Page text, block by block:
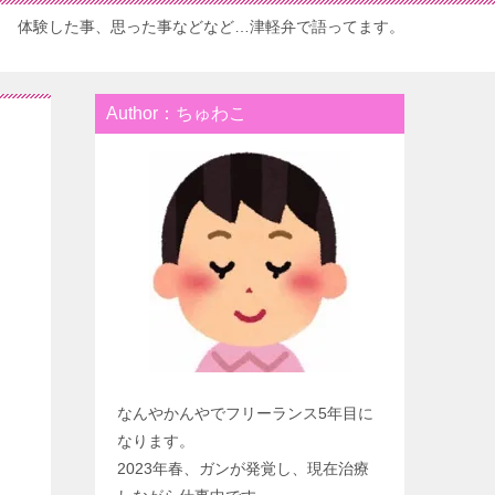
体験した事、思った事などなど…津軽弁で語ってます。
Author：ちゅわこ
なんやかんやでフリーランス5年目に
なります。
2023年春、ガンが発覚し、現在治療